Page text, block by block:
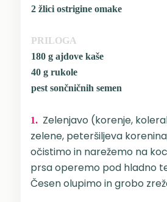
2 žlici ostrigine omake
PRILOGA
180 g ajdove kaše
40 g rukole
pest sončničnih semen
1. Zelenjavo (korenje,
zelene, peteršiljeva
očistimo in narežemo na
prsa operemo pod hladno
Česen olupimo in grobo